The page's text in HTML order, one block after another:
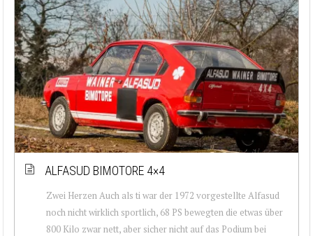
ALFASUD BIMOTORE 4×4
Zwei Herzen Auch als ti war der 1972 vorgestellte Alfasud
noch nicht wirklich sportlich, 68 PS bewegten die etwas über
800 Kilo zwar nett, aber sicher nicht auf das Podium bei